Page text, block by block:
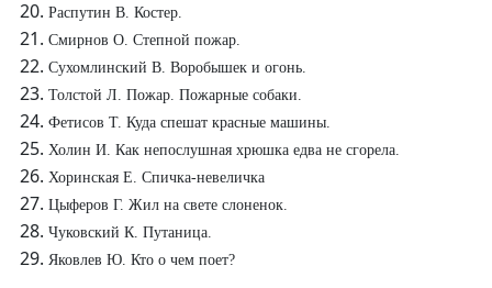
Распутин В. Костер.
Смирнов О. Степной пожар.
Сухомлинский В. Воробышек и огонь.
Толстой Л. Пожар. Пожарные собаки.
Фетисов Т. Куда спешат красные машины.
Холин И. Как непослушная хрюшка едва не сгорела.
Хоринская Е. Спичка-невеличка
Цыферов Г. Жил на свете слоненок.
Чуковский К. Путаница.
Яковлев Ю. Кто о чем поет?